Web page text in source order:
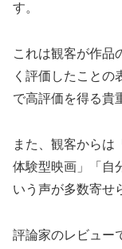
す。
これは観客が作品
く評価したことの
で高評価を得る貴
また、観客からは
体験型映画」「自
いう声が多数寄せ
評論家のレビュー